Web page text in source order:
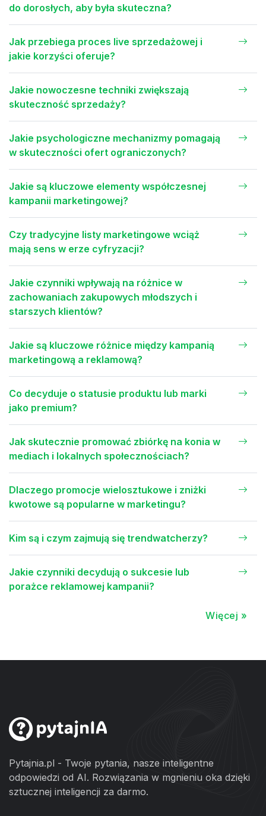
do dorosłych, aby była skuteczna?
Jak przebiega proces live sprzedażowej i
jakie korzyści oferuje?
Jakie nowoczesne techniki zwiększają
skuteczność sprzedaży?
Jakie psychologiczne mechanizmy pomagają
w skuteczności ofert ograniczonych?
Jakie są kluczowe elementy współczesnej
kampanii marketingowej?
Czy tradycyjne listy marketingowe wciąż
mają sens w erze cyfryzacji?
Jakie czynniki wpływają na różnice w
zachowaniach zakupowych młodszych i
starszych klientów?
Jakie są kluczowe różnice między kampanią
marketingową a reklamową?
Co decyduje o statusie produktu lub marki
jako premium?
Jak skutecznie promować zbiórkę na konia w
mediach i lokalnych społecznościach?
Dlaczego promocje wielosztukowe i zniżki
kwotowe są popularne w marketingu?
Kim są i czym zajmują się trendwatcherzy?
Jakie czynniki decydują o sukcesie lub
porażce reklamowej kampanii?
Więcej »
Pytajnia.pl - Twoje pytania, nasze inteligentne
odpowiedzi od AI. Rozwiązania w mgnieniu oka dzięki
sztucznej inteligencji za darmo.